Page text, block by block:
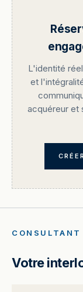
L'identité
et
acquéreur et
CONSULTANT
Votre